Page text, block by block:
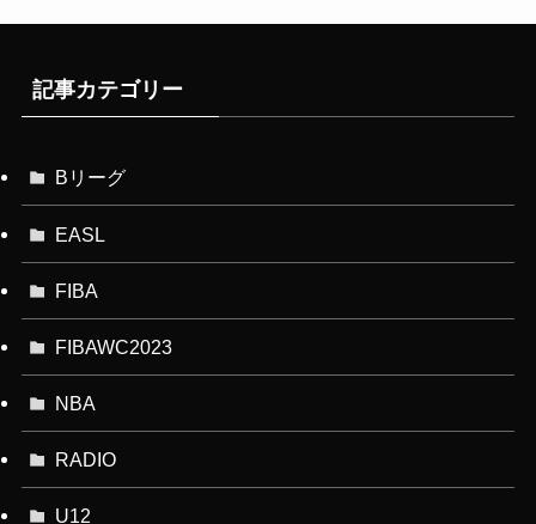
記事カテゴリー
Bリーグ
EASL
FIBA
FIBAWC2023
NBA
RADIO
U12